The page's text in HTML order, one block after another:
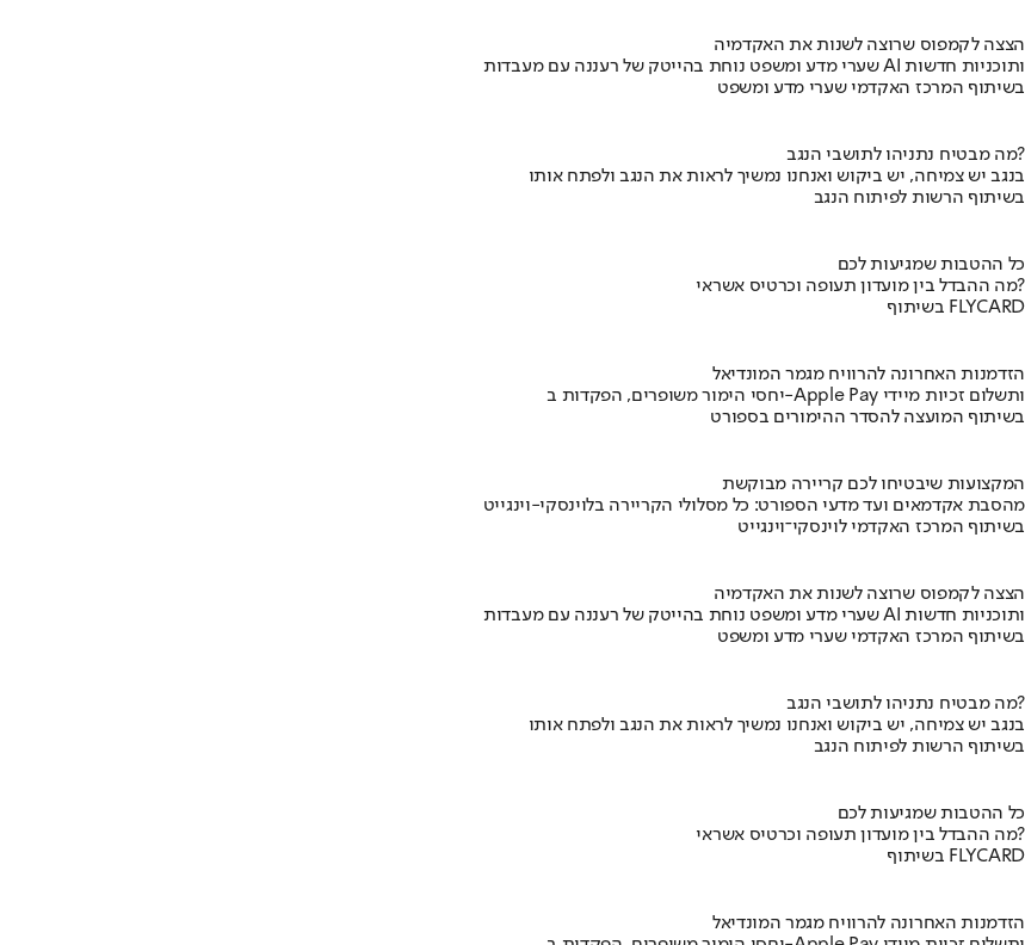
הצצה לקמפוס שרוצה לשנות את האקדמיה
שערי מדע ומשפט נוחת בהייטק של רעננה עם מעבדות AI ותוכניות חדשות
בשיתוף המרכז האקדמי שערי מדע ומשפט
מה מבטיח נתניהו לתושבי הנגב?
בנגב יש צמיחה, יש ביקוש ואנחנו נמשיך לראות את הנגב ולפתח אותו
בשיתוף הרשות לפיתוח הנגב
כל ההטבות שמגיעות לכם
מה ההבדל בין מועדון תעופה וכרטיס אשראי?
בשיתוף FLYCARD
הזדמנות האחרונה להרוויח מגמר המונדיאל
יחסי הימור משופרים, הפקדות ב-Apple Pay ותשלום זכיות מיידי
בשיתוף המועצה להסדר ההימורים בספורט
המקצועות שיבטיחו לכם קריירה מבוקשת
מהסבת אקדמאים ועד מדעי הספורט: כל מסלולי הקריירה בלוינסקי-וינגייט
בשיתוף המרכז האקדמי לוינסקי־וינגייט
הצצה לקמפוס שרוצה לשנות את האקדמיה
שערי מדע ומשפט נוחת בהייטק של רעננה עם מעבדות AI ותוכניות חדשות
בשיתוף המרכז האקדמי שערי מדע ומשפט
מה מבטיח נתניהו לתושבי הנגב?
בנגב יש צמיחה, יש ביקוש ואנחנו נמשיך לראות את הנגב ולפתח אותו
בשיתוף הרשות לפיתוח הנגב
כל ההטבות שמגיעות לכם
מה ההבדל בין מועדון תעופה וכרטיס אשראי?
בשיתוף FLYCARD
הזדמנות האחרונה להרוויח מגמר המונדיאל